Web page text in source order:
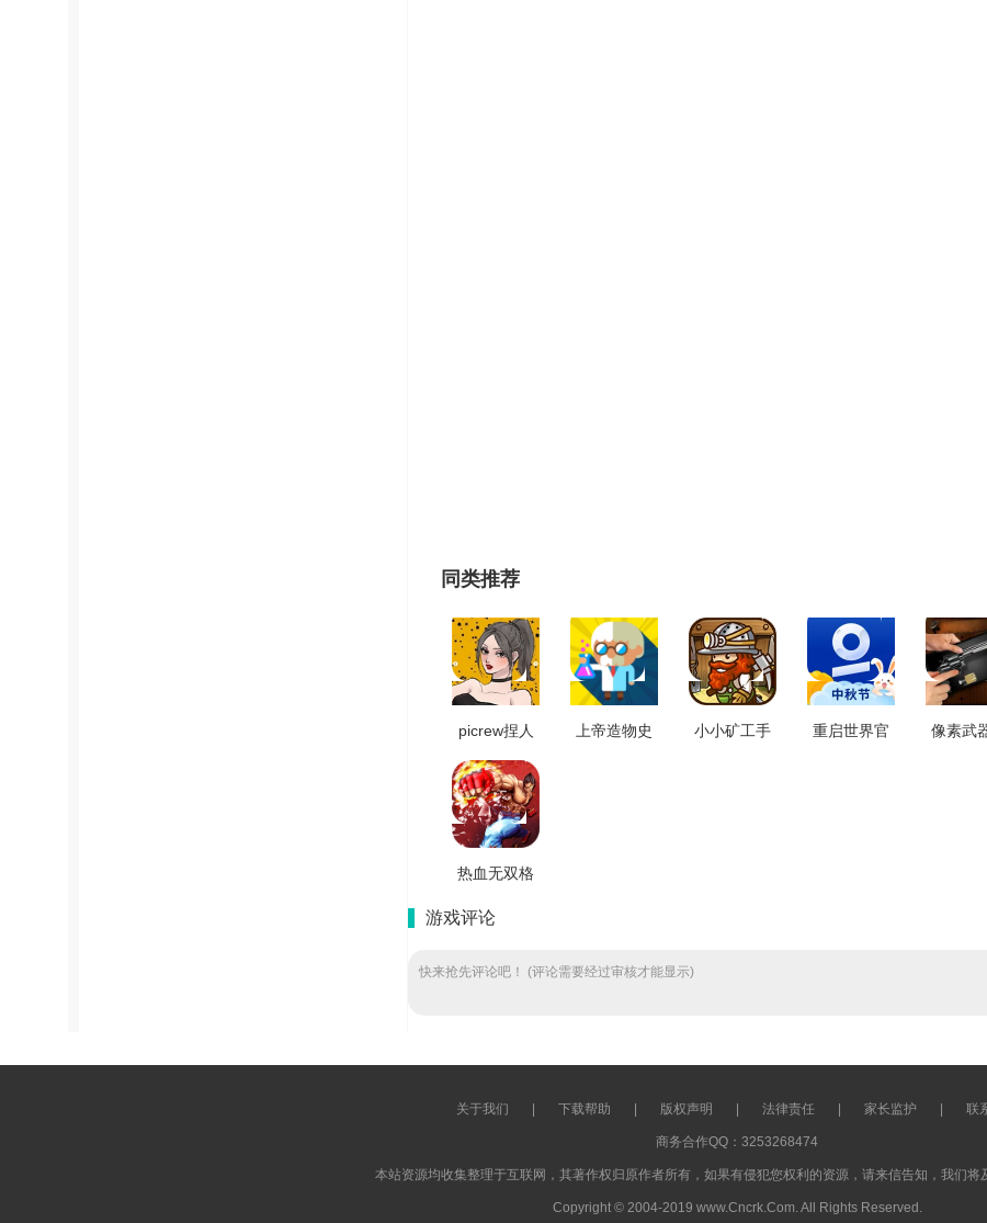
同类推荐
picrew捏人
手游版
V1.0.0
上帝造物史
小小矿工手
重启世界官
像素武
热血无双格
原版 V4.4.8
游戏评论
快来抢先评论吧！ (评论需要经过审核才能显示)
关于我们 下载帮助 版权声明 法律责任 家长监护 联
商务合作QQ：3253268474
本站资源均收集整理于互联网，其著作权归原作者所有，如果有侵犯您权利的资源，请来信告知，我们将
Copyright © 2004-2019 www.Cncrk.Com. All Rights Reserved.